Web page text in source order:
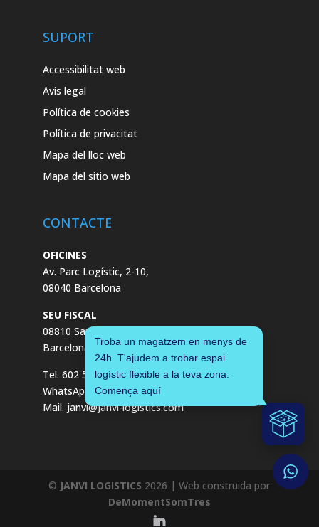
SUPORT
Accessibilitat web
Avís legal
Política de cookies
Política de privacitat
Mapa del lloc web
Mapa del sitio web
CONTACTE
OFICINES
Av. Parc Logístic, 2-10,
08040 Barcelona
SEU FISCAL
08810 Sant Pere de Ribes,
Barcelona
Tel. 602 55 04 00
WhatsApp. +34 602 55 04 00
Mail. janvi@janvi-logistics.com
© JANVI LOGISTICS 2026 | Web construida por
DeMomentSomTres
Troba un magatzem en menys de
24h. T'ajudem a trobar espai
logístic flexible a la teva zona.
Comença aquí